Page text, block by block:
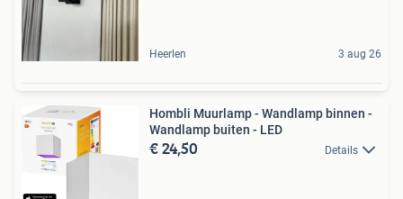
Heerlen 3 aug 26
Hombli Muurlamp - Wandlamp binnen -
Wandlamp buiten - LED
€ 24,50 Details